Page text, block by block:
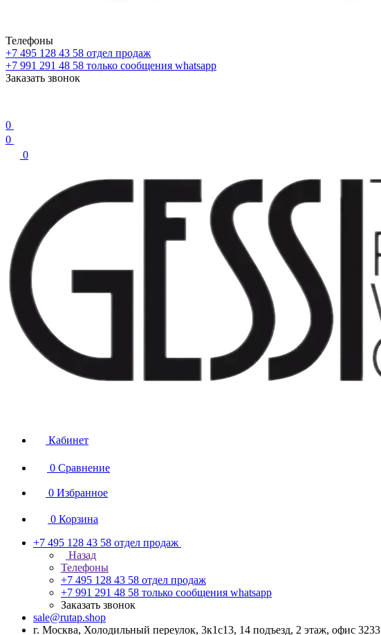
Телефоны
+7 495 128 43 58 отдел продаж
+7 991 291 48 58 только сообщения whatsapp
Заказать звонок
0
0
0
Кабинет
0 Сравнение
0 Избранное
0 Корзина
+7 495 128 43 58 отдел продаж
Назад
Телефоны
+7 495 128 43 58 отдел продаж
+7 991 291 48 58 только сообщения whatsapp
Заказать звонок
sale@rutap.shop
г. Москва, Холодильный переулок, 3к1с13, 14 подъезд, 2 этаж, офис 3233